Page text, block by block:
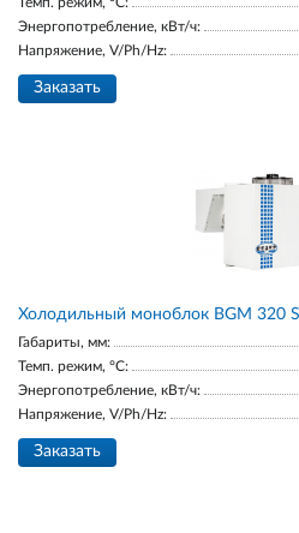
Энергопотребление, кВт/ч:
Напряжение, V/Ph/Hz:
Заказать
Холодильный моноблок BGM 320 S
Габариты, мм:
Темп. режим, °С:
Энергопотребление, кВт/ч:
Напряжение, V/Ph/Hz:
Заказать